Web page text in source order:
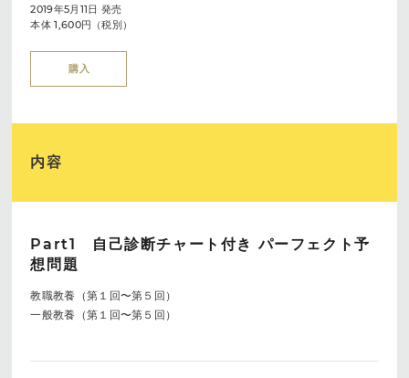
2019年5月11日 発売
本体 1,600円（税別）
購入
内容
Part1 自己診断チャート付き パーフェクト予
想問題
教職教養（第１回〜第５回）
一般教養（第１回〜第５回）